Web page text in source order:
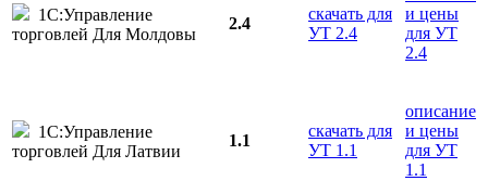
1С:Управление
торговлей Для Молдовы
2.4
скачать для
УТ 2.4
и цены
для УТ
2.4
1С:Управление
торговлей Для Латвии
1.1
скачать для
УТ 1.1
описание
и цены
для УТ
1.1